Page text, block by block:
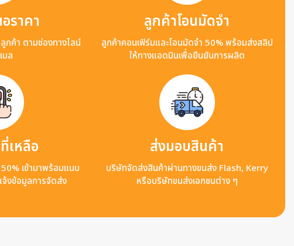
ราคา
กค้า ตามช่องทางไลน์
มล
ลูกค้าโอนมัดจำ
ลูกค้าคอนเฟิร์มและโอนมัดจำ 50% พร้อมส่งสลิป
ให้ทางแอดมินเพื่อยืนยันการผลิต
เหลือ
50% เข้ามาพร้อมแนบ
จ้งข้อมูลการจัดส่ง
ส่งมอบสินค้า
บริษัทจัดส่งสินค้าผ่านทางขนส่ง Flash, Kerry
หรือบริษัทขนส่งเอกชนต่าง ๆ